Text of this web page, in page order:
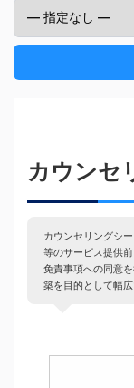
カウンセ
カウンセリングシ
等のサービス提供
免責事項への同意
築を目的として幅